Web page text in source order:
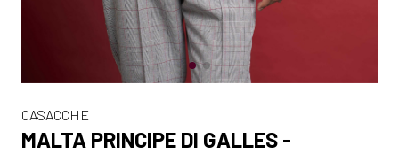
CASACCHE
MALTA PRINCIPE DI GALLES -